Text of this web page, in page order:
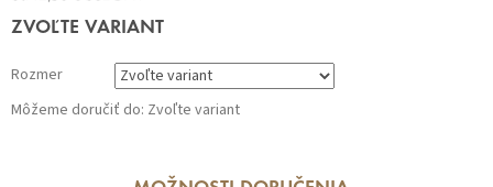
Jednotková
ZVOĽTE VARIANT
Rozmer
Môžeme doručiť do: Zvoľte variant